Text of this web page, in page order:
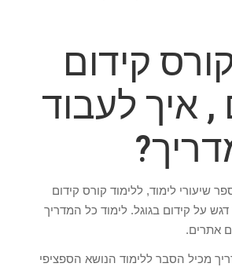
קידום
איך לעבוד
שיעורי לימוד, ללימוד קורס קידום
על קידום בגוגל. לימוד כל המדריך
אתרים.
מכיל הסבר ללימוד הנושא הספציפי